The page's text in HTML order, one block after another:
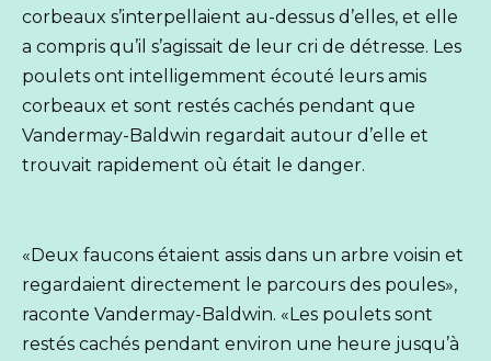
corbeaux s’interpellaient au-dessus d’elles, et elle
a compris qu’il s’agissait de leur cri de détresse. Les
poulets ont intelligemment écouté leurs amis
corbeaux et sont restés cachés pendant que
Vandermay-Baldwin regardait autour d’elle et
trouvait rapidement où était le danger.
«Deux faucons étaient assis dans un arbre voisin et
regardaient directement le parcours des poules»,
raconte Vandermay-Baldwin. «Les poulets sont
restés cachés pendant environ une heure jusqu’à